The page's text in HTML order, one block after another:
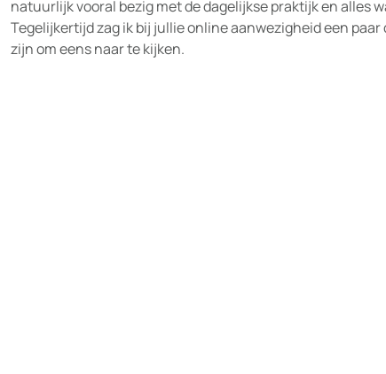
natuurlijk vooral bezig met de dagelijkse praktijk en alles
Tegelijkertijd zag ik bij jullie online aanwezigheid een
zijn om eens naar te kijken.